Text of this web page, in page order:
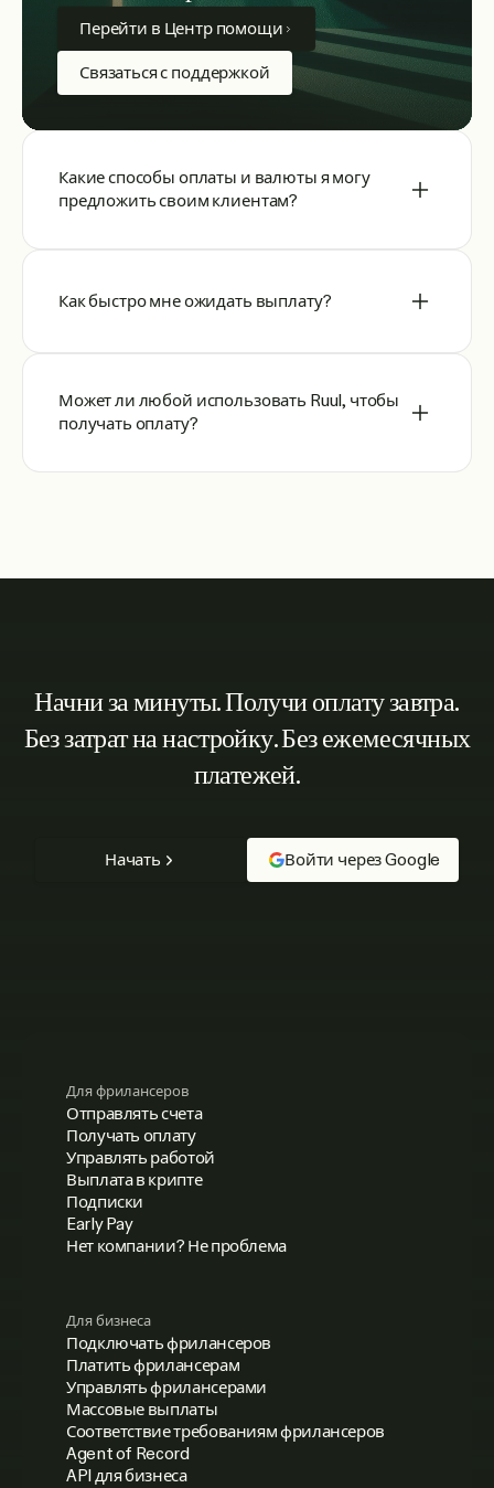
Перейти в Центр помощи
Связаться с поддержкой
Какие способы оплаты и валюты я могу
предложить своим клиентам?
Как быстро мне ожидать выплату?
Может ли любой использовать Ruul, чтобы
получать оплату?
Начни за минуты. Получи оплату завтра.
Без затрат на настройку. Без ежемесячных
платежей.
Начать Войти через Google
Для фрилансеров
Отправлять счета
Получать оплату
Управлять работой
Выплата в крипте
Подписки
Early Pay
Нет компании? Не проблема
Для бизнеса
Подключать фрилансеров
Платить фрилансерам
Управлять фрилансерами
Массовые выплаты
Соответствие требованиям фрилансеров
Agent of Record
API для бизнеса